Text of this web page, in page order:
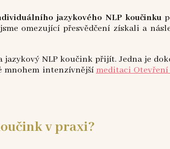
jazykového NLP koučinku
omezující přesvědčení získali a
NLP koučink přijít. Jedna je
mnohem intenzívnější meditaci Otevření
v praxi?